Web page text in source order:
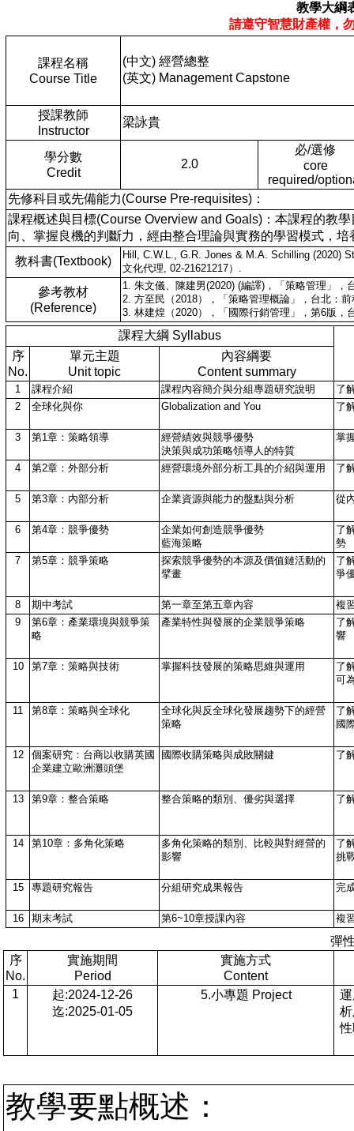
教學大綱
請遵守智慧財產權，
課程名稱
Course Title
(中文) 經營總整
(英文) Management Capstone
授課教師
Instructor
梁詠貴
學分數
Credit
2.0
必/選修
core
required/
先修科目或先備能力(Course Pre-requisites)：
課程概述與目標(Course Overview and Goals)：本課程的教
向、掌握良機的判斷力，經由整合理論與實務的學習模式，
教科書(Textbook)
Hill, C.W.L., G.R. Jones & M.A. Schilling (2020)
文化代理, 02-21621217）.
參考教材
(Reference)
1. 朱文儀、陳建男(2020) (編譯)，「策略管理」，
2. 方至民（2018），「策略管理概論」，台北：
3. 林建煌（2020），「國際行銷管理」，第6版，
課程大綱 Syllabus
序
No.
單元主題
Unit topic
內容綱要
Content summary
1 課程介紹 課程內容簡介與分組專題研究說明
了
2
全球化與你 Globalization and You 了
3 第1章：策略領導
經營績效與競爭優勢
決策與成功策略領導人的特質
掌
4 第2章：外部分析 經營環境外部分析工具的介紹與運用 了
5 第3章：內部分析 企業資源與能力的盤點與分析 從
6 第4章：競爭優勢
企業如何創造競爭優勢
藍海策略
了
勢
7
第5章：競爭策略
探索競爭優勢的本源及價值鏈活動的
擘畫
了
爭
8 期中考試 第一章至第五章內容
複
9
第6章：產業環境與競爭策
略
產業特性與發展的企業競爭策略
了
響
10 第7章：策略與技術 掌握科技發展的策略思維與運用
了
可
11 第8章：策略與全球化
全球化與反全球化發展趨勢下的經營
策略
了
國
12
個案研究：台商以收購英國
企業建立歐洲灘頭堡
國際收購策略與成敗關鍵 了
13 第9章：整合策略 整合策略的類別、優劣與選擇 了
14 第10章：多角化策略
多角化策略的類別、比較與對經營的
影響
了
挑
15 專題研究報告 分組研究成果報告 完
16 期末考試 第6~10章授課內容 複
彈
序
No.
實施期間
Period
實施方式
Content
1
起:2024-12-26
迄:2025-01-05
5.小專題 Project
教學要點概述：